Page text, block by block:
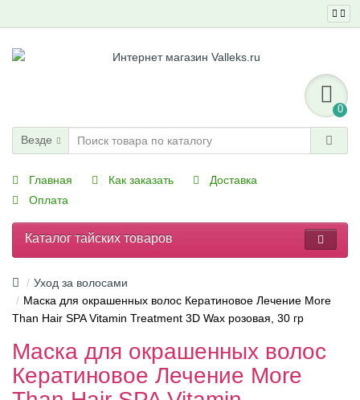
0
Везде
Главная Как заказать
Доставка
Оплата
Каталог тайских товаров
Уход за волосами
Маска для окрашенных волос Кератиновое Лечение More
Than Hair SPA Vitamin Treatment 3D Wax розовая, 30 гр
Маска для окрашенных волос
Кератиновое Лечение More